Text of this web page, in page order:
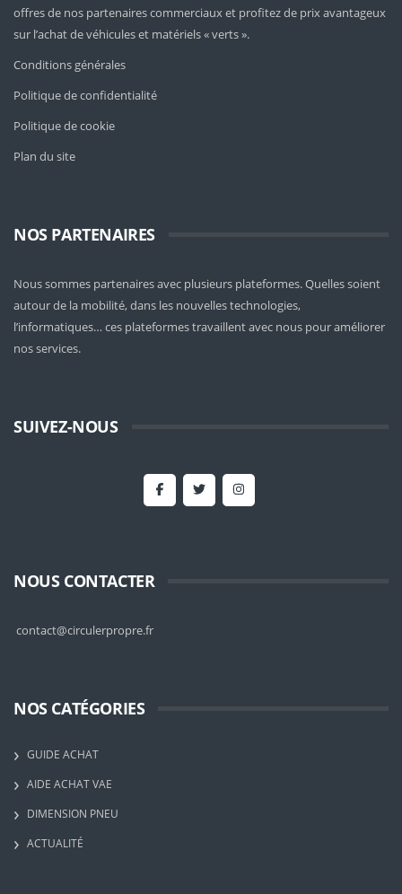
offres de nos partenaires commerciaux et profitez de prix avantageux
sur l’achat de véhicules et matériels « verts ».
Conditions générales
Politique de confidentialité
Politique de cookie
Plan du site
NOS PARTENAIRES
Nous sommes partenaires avec plusieurs plateformes. Quelles soient
autour de la mobilité, dans les nouvelles technologies,
l’informatiques… ces plateformes travaillent avec nous pour améliorer
nos services.
SUIVEZ-NOUS
NOUS CONTACTER
contact@circulerpropre.fr
NOS CATÉGORIES
GUIDE ACHAT
AIDE ACHAT VAE
DIMENSION PNEU
ACTUALITÉ